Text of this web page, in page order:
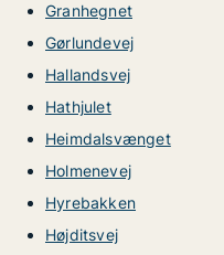
Granhegnet
Gørlundevej
Hallandsvej
Hathjulet
Heimdalsvænget
Holmenevej
Hyrebakken
Højditsvej